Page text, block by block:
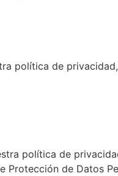
política de
política de
de Datos